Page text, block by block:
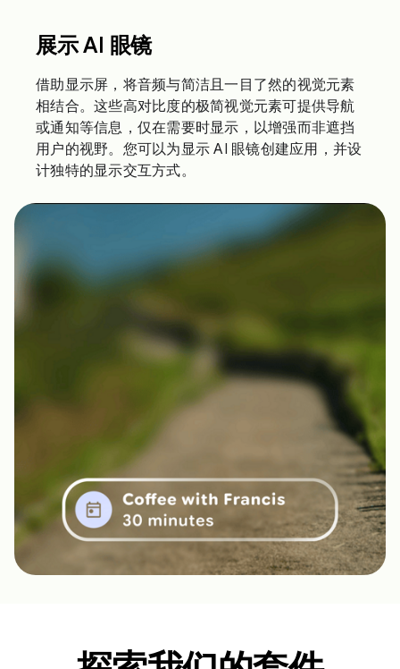
展示 AI 眼镜
借助显示屏，将音频与简洁且一目了然的视觉元素
相结合。这些高对比度的极简视觉元素可提供导航
或通知等信息，仅在需要时显示，以增强而非遮挡
用户的视野。您可以为显示 AI 眼镜创建应用，并设
计独特的显示交互方式。